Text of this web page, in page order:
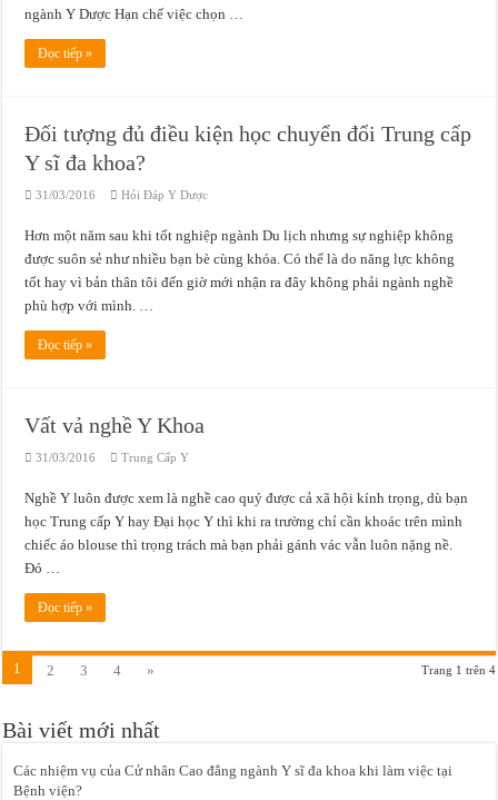
ngành Y Dược Hạn chế việc chọn …
Đọc tiếp »
Đối tượng đủ điều kiện học chuyển đổi Trung cấp
Y sĩ đa khoa?
31/03/2016 Hỏi Đáp Y Dược
Hơn một năm sau khi tốt nghiệp ngành Du lịch nhưng sự nghiệp không
được suôn sẻ như nhiều bạn bè cùng khóa. Có thể là do năng lực không
tốt hay vì bản thân tôi đến giờ mới nhận ra đây không phải ngành nghề
phù hợp với mình. …
Đọc tiếp »
Vất vả nghề Y Khoa
31/03/2016 Trung Cấp Y
Nghề Y luôn được xem là nghề cao quý được cả xã hội kính trọng, dù bạn
học Trung cấp Y hay Đại học Y thì khi ra trường chỉ cần khoác trên mình
chiếc áo blouse thì trọng trách mà bạn phải gánh vác vẫn luôn nặng nề.
Đó …
Đọc tiếp »
Trang 1 trên 4
1 2 3 4 »
Bài viết mới nhất
Các nhiệm vụ của Cử nhân Cao đẳng ngành Y sĩ đa khoa khi làm việc tại
Bệnh viện?